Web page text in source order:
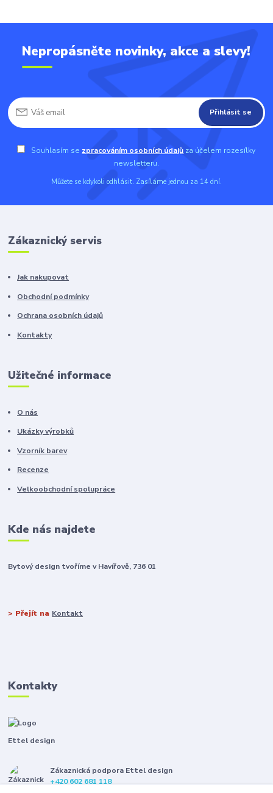
Nepropásněte novinky, akce a slevy!
Přihlásit se
Souhlasím se zpracováním osobních údajů za účelem rozesílky
newsletteru.
Můžete se kdykoli odhlásit. Zasíláme jednou za 14 dní.
Zákaznický servis
Jak nakupovat
Obchodní podmínky
Ochrana osobních údajů
Kontakty
Užitečné informace
O nás
Ukázky výrobků
Vzorník barev
Recenze
Velkoobchodní spolupráce
Kde nás najdete
Bytový design tvoříme v Havířově, 736 01
> Přejít na Kontakt
Kontakty
Ettel design
Zákaznická podpora Ettel design
+420 602 681 118